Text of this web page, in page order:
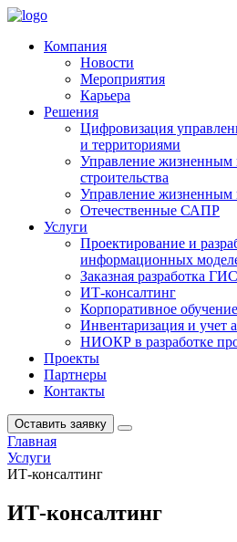
Компания
Новости
Мероприятия
Карьера
Решения
Цифровизация
и территориями
Управление жизненным
строительства
Управление жизненным
Отечественные САПР
Услуги
Проектирование и
информационных
Заказная разработка
ИТ-консалтинг
Корпоративное обучение
Инвентаризация и учет
НИОКР в разработке
Проекты
Партнеры
Контакты
Оставить заявку
Главная
Услуги
ИТ-консалтинг
ИТ-консалтинг